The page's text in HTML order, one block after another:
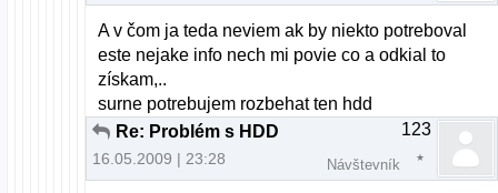
A v čom ja teda neviem ak by niekto potreboval
este nejake info nech mi povie co a odkial to
získam,..
surne potrebujem rozbehat ten hdd
Re: Problém s HDD
16.05.2009 | 23:28
123
Návštevník